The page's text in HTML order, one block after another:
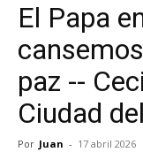
El Papa
paz --
Ciudad
Por Juan - 17 abril 2026